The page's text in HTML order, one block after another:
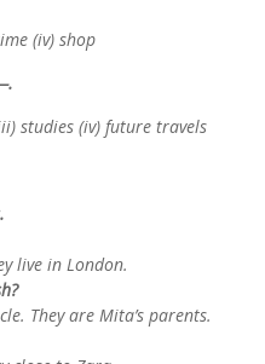
(iv) shop
studies (iv) future travels
live in London.
They are Mita’s parents.